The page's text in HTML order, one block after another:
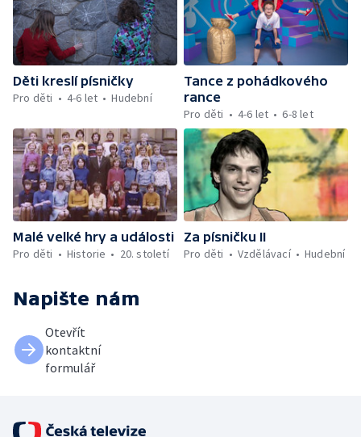
Děti kreslí písničky
Pro děti
4-6 let Hudební
Tance z pohádkového
rance
Pro děti
4-6 let 6-8 let
Malé velké hry a události
Pro děti
Historie 20. století
Za písničku II
Pro děti
Vzdělávací Hudební
Napište nám
Otevřít
kontaktní
formulář